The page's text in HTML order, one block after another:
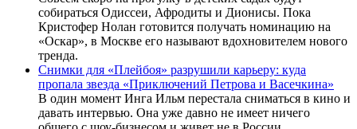
собираться Одиссеи, Афродиты и Дионисы. Пока
Кристофер Нолан готовится получать номинацию на
«Оскар», в Москве его называют вдохновителем нового
тренда.
Снимки для «Плейбоя» разрушили карьеру: куда
пропала звезда «Приключений Петрова и Васечкина»
В один момент Инга Ильм перестала сниматься в кино и
давать интервью. Она уже давно не имеет ничего